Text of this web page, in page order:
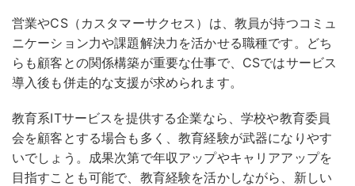
営業やCS（カスタマーサクセス）は、教員が持つコミュ
ニケーション力や課題解決力を活かせる職種です。どち
らも顧客との関係構築が重要な仕事で、CSではサービス
導入後も併走的な支援が求められます。
教育系ITサービスを提供する企業なら、学校や教育委員
会を顧客とする場合も多く、教育経験が武器になりやす
いでしょう 。成果次第で年収アップやキャリアアップを
目指すことも可能で、教育経験を活かしながら、新しい